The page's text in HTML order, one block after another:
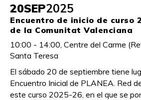
20SEP2025
Encuentro de inicio de curso
de la Comunitat Valenciana
10:00 - 14:00, Centre del Carme
Santa Teresa
El sábado 20 de septiembre tiene
Encuentro Inicial de PLANEA. Red
este curso 2025-26, en el que se